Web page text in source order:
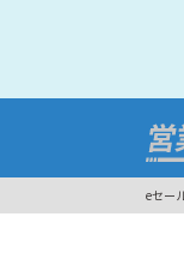
eセー